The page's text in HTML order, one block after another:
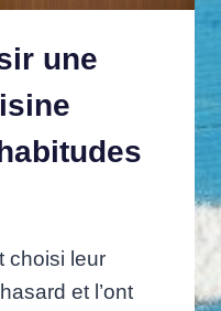
une
choisi leur
et l’ont